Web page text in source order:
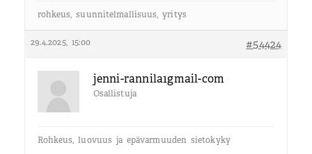
rohkeus, suunnitelmallisuus, yritys
29.4.2025, 15:00 #54424
jenni-rannila1gmail-com
Osallistuja
Rohkeus, luovuus ja epävarmuuden sietokyky